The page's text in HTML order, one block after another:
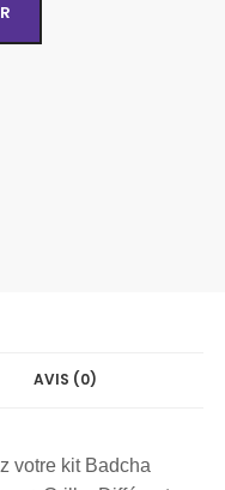
AVIS (0)
votre kit Badcha